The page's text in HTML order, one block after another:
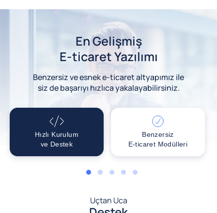
En Gelişmiş
E-ticaret Yazılımı
Benzersiz ve esnek e-ticaret altyapımız ile
siz de başarıyı hızlıca yakalayabilirsiniz.
Hızlı Kurulum
ve Destek
Benzersiz
E-ticaret Modülleri
1 2 3 4 5
Uçtan Uca